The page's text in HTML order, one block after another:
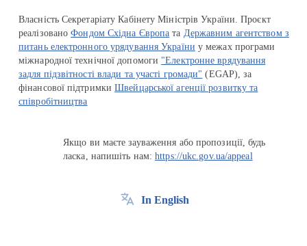
Власність Секретаріату Кабінету Міністрів України. Проєкт
реалізованоФондом Східна Європа та Державним агентством з
питань електронного урядування України у межах програми
міжнародної технічної допомоги "Електронне врядування
задля підзвітності влади та участі громади" (EGAP), за
фінансової підтримкиШвейцарської агенції розвитку та
співробітництва
Якщо ви маєте зауваження або пропозиції, будь
ласка, напишіть нам:https://ukc.gov.ua/appeal
In English